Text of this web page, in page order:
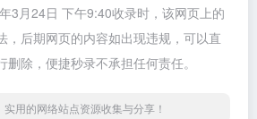
3月24日 下午9:40收录时，该网页上的
，后期网页的内容如出现违规，可以直
除，便捷秒录不承担任何责任。
用的网络站点资源收集与分享！